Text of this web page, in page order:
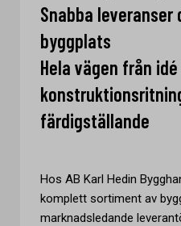
Snabba
byggplats
Hela vägen från
färdigställande
Hos AB Karl Hedin
komplett sortiment av
marknadsledande